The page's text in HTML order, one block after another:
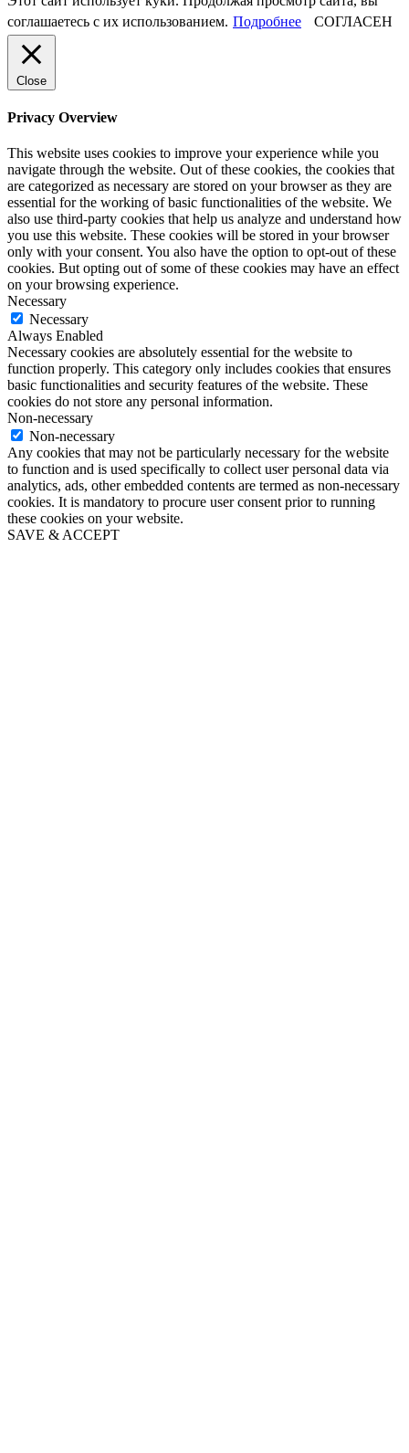
соглашаетесь с их использованием. Подробнее СОГЛАСЕН
Close
Privacy Overview
This website uses cookies to improve your experience while you
navigate through the website. Out of these cookies, the cookies that
are categorized as necessary are stored on your browser as they are
essential for the working of basic functionalities of the website. We
also use third-party cookies that help us analyze and understand how
you use this website. These cookies will be stored in your browser
only with your consent. You also have the option to opt-out of these
cookies. But opting out of some of these cookies may have an effect
on your browsing experience.
Necessary
Necessary
Always Enabled
Necessary cookies are absolutely essential for the website to
function properly. This category only includes cookies that ensures
basic functionalities and security features of the website. These
cookies do not store any personal information.
Non-necessary
Non-necessary
Any cookies that may not be particularly necessary for the website
to function and is used specifically to collect user personal data via
analytics, ads, other embedded contents are termed as non-necessary
cookies. It is mandatory to procure user consent prior to running
these cookies on your website.
SAVE & ACCEPT